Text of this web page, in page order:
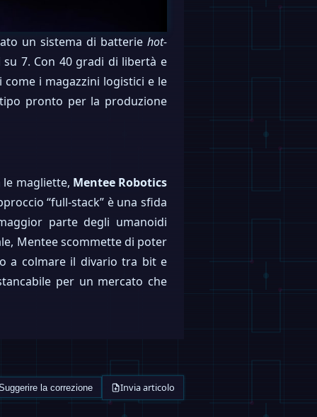
un sistema di batterie hot-
7. Con 40 gradi di libertà e
i magazzini logistici e le
pronto per la produzione
le magliette, Mentee Robotics
“full-stack” è una sfida
parte degli umanoidi
Mentee scommette di poter
a colmare il divario tra bit e
per un mercato che
la correzione Invia articolo